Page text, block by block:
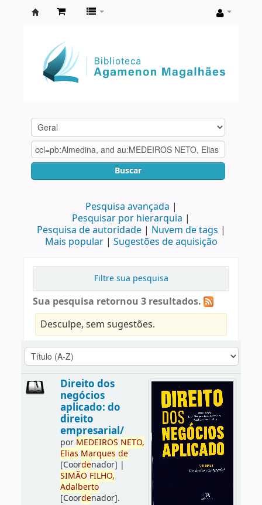
Agamenon
Magalhães
Buscar
Pesquisa avançada
Pesquisar por hierarquia
Pesquisa de autoridade
Nuvem de tags
Mais popular
Sugestões de aquisição
Filtre sua pesquisa
Sua pesquisa retornou 3 resultados.
Desculpe, sem sugestões.
Direito dos
negócios
aplicado: do
direito
empresarial/
por MEDEIROS NETO,
Elias Marques de
[Coordenador] |
SIMÃO FILHO,
Adalberto
[Coordenador].